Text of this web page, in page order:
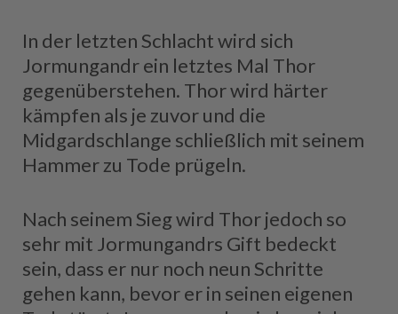
In der letzten Schlacht wird sich
Jormungandr ein letztes Mal Thor
gegenüberstehen. Thor wird härter
kämpfen als je zuvor und die
Midgardschlange schließlich mit seinem
Hammer zu Tode prügeln.
Nach seinem Sieg wird Thor jedoch so
sehr mit Jormungandrs Gift bedeckt
sein, dass er nur noch neun Schritte
gehen kann, bevor er in seinen eigenen